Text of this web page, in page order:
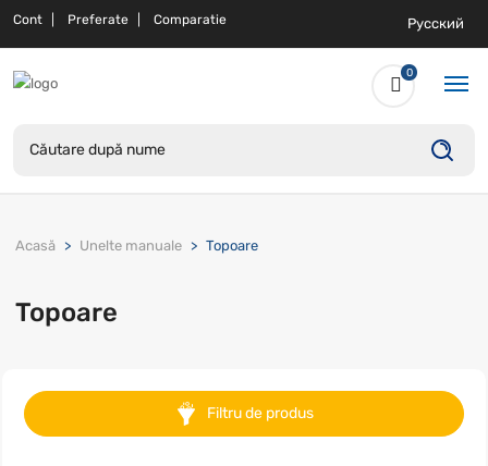
Cont Preferate Comparatie Русский
0
Acasă Unelte manuale Topoare
Topoare
Filtru de produs